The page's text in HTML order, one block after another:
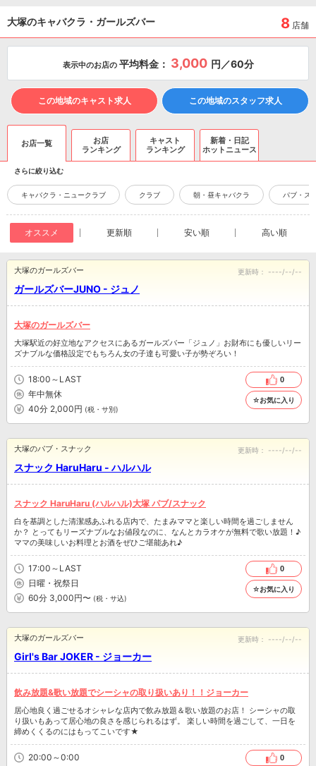
大塚のキャバクラ・ガールズバー 8 店舗
表示中のお店の 平均料金： 3,000 円／60分
この地域のキャスト求人 この地域のスタッフ求人
お店一覧
お店
ランキング
キャスト
ランキング
新着・日記
ホットニュース
さらに絞り込む
キャバクラ・ニュークラブ クラブ 朝・昼キャバクラ パブ・ス
オススメ 更新順 安い順 高い順
ガールズバーJUNO - ジュノ
大塚のガールズバー 更新時： ----/--/--
大塚のガールズバー
大塚駅近の好立地なアクセスにあるガールズバー「ジュノ」お財布にも優しいリー
ズナブルな価格設定でもちろん女の子達も可愛い子が勢ぞろい！
18:00～LAST
年中無休
40分 2,000円 (税・サ別)
0
☆お気に入り
スナック HaruHaru - ハルハル
大塚のパブ・スナック 更新時： ----/--/--
スナック HaruHaru (ハルハル)大塚 パブ/スナック
白を基調とした清潔感あふれる店内で、たまみママと楽しい時間を過ごしません
か？ とってもリーズナブルなお値段なのに、なんとカラオケが無料で歌い放題！♪
ママの美味しいお料理とお酒をぜひご堪能あれ♪
17:00～LAST
日曜・祝祭日
60分 3,000円〜 (税・サ込)
0
☆お気に入り
Girl's Bar JOKER - ジョーカー
大塚のガールズバー 更新時： ----/--/--
飲み放題&歌い放題でシーシャの取り扱いあり！！ジョーカー
居心地良く過ごせるオシャレな店内で飲み放題＆歌い放題のお店！ シーシャの取
り扱いもあって居心地の良さを感じられるはず。 楽しい時間を過ごして、一日を
締めくくるのにはもってこいです★
20:00～0:00
0